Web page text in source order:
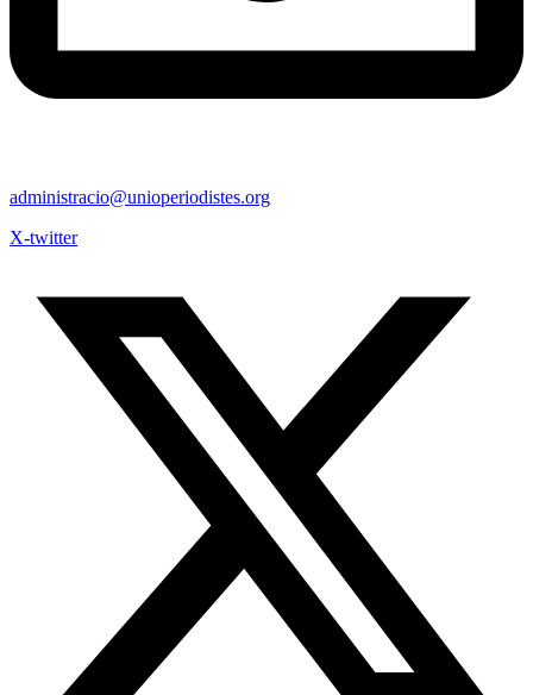
administracio@unioperiodistes.org
X-twitter